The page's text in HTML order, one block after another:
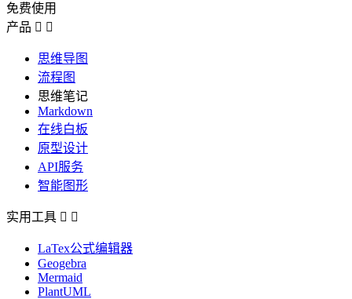
免费使用
产品  
思维导图
流程图
思维笔记
Markdown
在线白板
原型设计
API服务
智能图形
实用工具  
LaTex公式编辑器
Geogebra
Mermaid
PlantUML